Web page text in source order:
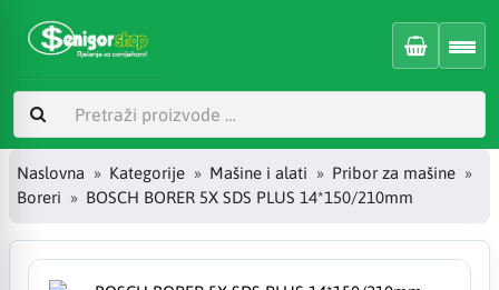
Naslovna Kategorije Mašine i alati
Pribor za mašine
Boreri
BOSCH BORER 5X SDS PLUS 14*150/210mm